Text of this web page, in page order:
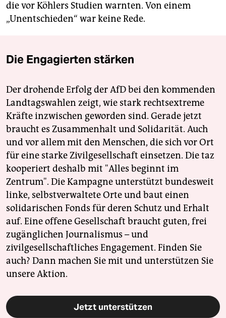
die vor Köhlers Studien warnten. Von einem
„Unentschieden“ war keine Rede.
Die Engagierten stärken
Der drohende Erfolg der AfD bei den kommenden
Landtagswahlen zeigt, wie stark rechtsextreme
Kräfte inzwischen geworden sind. Gerade jetzt
braucht es Zusammenhalt und Solidarität. Auch
und vor allem mit den Menschen, die sich vor Ort
für eine starke Zivilgesellschaft einsetzen. Die taz
kooperiert deshalb mit "Alles beginnt im
Zentrum". Die Kampagne unterstützt bundesweit
linke, selbstverwaltete Orte und baut einen
solidarischen Fonds für deren Schutz und Erhalt
auf. Eine offene Gesellschaft braucht guten, frei
zugänglichen Journalismus – und
zivilgesellschaftliches Engagement. Finden Sie
auch? Dann machen Sie mit und unterstützen Sie
unsere Aktion.
Jetzt unterstützen